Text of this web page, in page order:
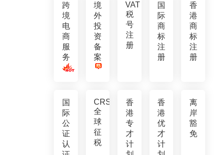
跨
境
电
商
服
务
境
外
投
资
备
案
VAT
税
号
注
册
国
际
商
标
注
册
香
港
商
标
注
册
国
际
公
证
认
CRS
全
球
征
税
香
港
专
才
计
香
港
优
才
计
离
岸
豁
免